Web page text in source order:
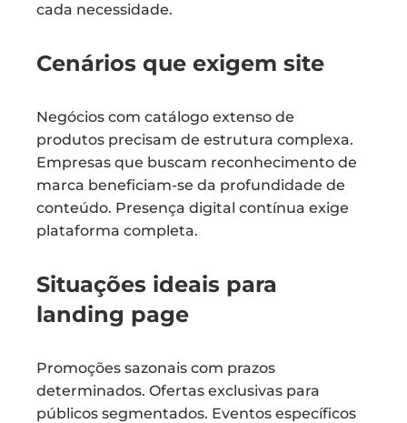
cada necessidade.
Cenários que exigem site
Negócios com catálogo extenso de
produtos precisam de estrutura complexa.
Empresas que buscam reconhecimento de
marca beneficiam-se da profundidade de
conteúdo. Presença digital contínua exige
plataforma completa.
Situações ideais para
landing page
Promoções sazonais com prazos
determinados. Ofertas exclusivas para
públicos segmentados. Eventos específicos